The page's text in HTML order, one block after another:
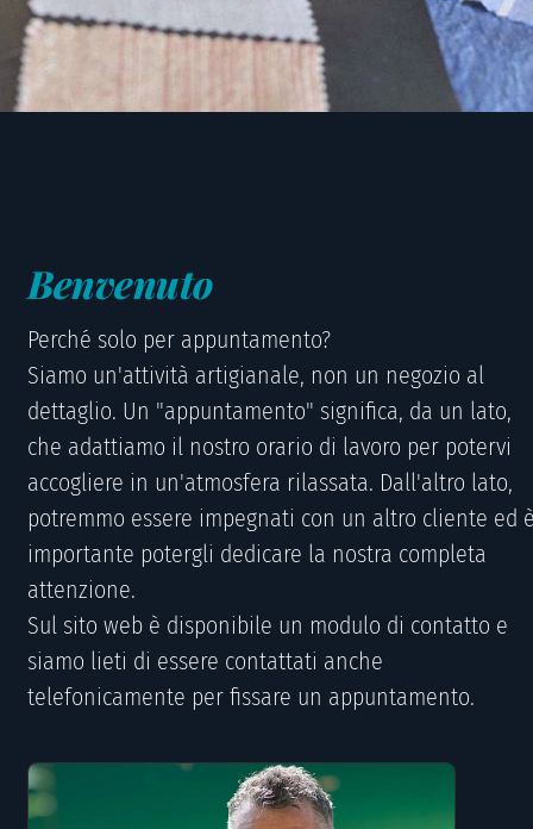
Benvenuto
Perché solo per appuntamento?
Siamo un'attività artigianale, non un negozio al
dettaglio. Un "appuntamento" significa, da un lato,
che adattiamo il nostro orario di lavoro per potervi
accogliere in un'atmosfera rilassata. Dall'altro lato,
potremmo essere impegnati con un altro cliente ed
importante potergli dedicare la nostra completa
attenzione.
Sul sito web è disponibile un modulo di contatto e
siamo lieti di essere contattati anche
telefonicamente per fissare un appuntamento.